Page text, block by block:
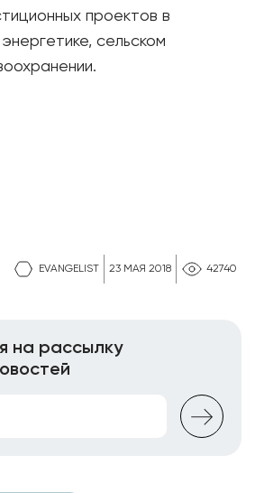
EVANGELIST 23 МАЯ 2018 42740
проектов в
сельском
на рассылку